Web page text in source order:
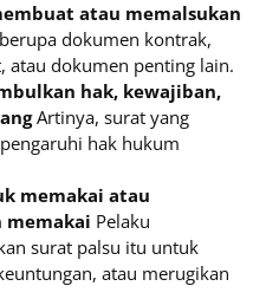
atau memalsukan
dokumen kontrak,
atau dokumen penting lain.
hak, kewajiban,
Artinya, surat yang
hak hukum
memakai atau
memakai Pelaku
surat palsu itu untuk
atau merugikan